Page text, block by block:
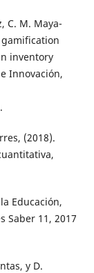
C. M. Maya-
gamification
inventory
Innovación,
(2018).
Educación,
Saber 11, 2017
y D.